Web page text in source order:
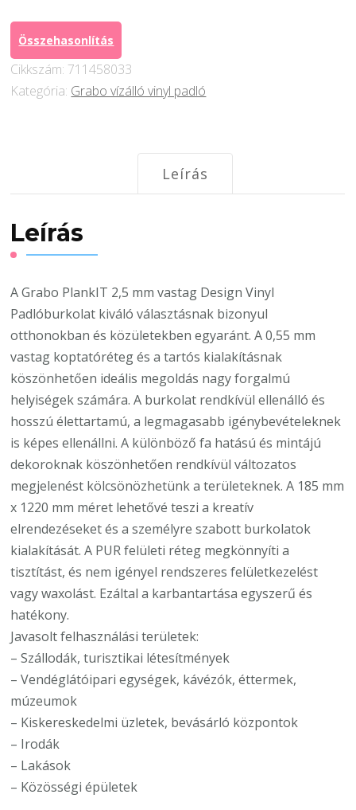
vastag
Design
Vinyl
Padló
Összehasonlítás
Cikkszám: 711458033
Kategória: Grabo vízálló vinyl padló
Leírás
Leírás
A Grabo PlankIT 2,5 mm vastag Design Vinyl
Padlóburkolat kiváló választásnak bizonyul
otthonokban és közületekben egyaránt. A 0,55 mm
vastag koptatóréteg és a tartós kialakításnak
köszönhetően ideális megoldás nagy forgalmú
helyiségek számára. A burkolat rendkívül ellenálló és
hosszú élettartamú, a legmagasabb igénybevételeknek
is képes ellenállni. A különböző fa hatású és mintájú
dekoroknak köszönhetően rendkívül változatos
megjelenést kölcsönözhetünk a területeknek. A 185 mm
x 1220 mm méret lehetővé teszi a kreatív
elrendezéseket és a személyre szabott burkolatok
kialakítását. A PUR felületi réteg megkönnyíti a
tisztítást, és nem igényel rendszeres felületkezelést
vagy waxolást. Ezáltal a karbantartása egyszerű és
hatékony.
Javasolt felhasználási területek:
– Szállodák, turisztikai létesítmények
– Vendéglátóipari egységek, kávézók, éttermek,
múzeumok
– Kiskereskedelmi üzletek, bevásárló központok
– Irodák
– Lakások
– Közösségi épületek